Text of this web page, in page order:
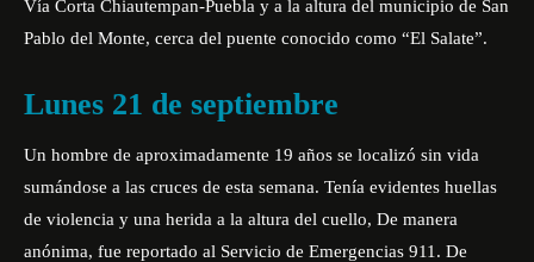
Vía Corta Chiautempan-Puebla y a la altura del municipio de San
Pablo del Monte, cerca del puente conocido como “El Salate”.
Lunes 21 de septiembre
Un hombre de aproximadamente 19 años se localizó sin vida
sumándose a las cruces de esta semana. Tenía evidentes huellas
de violencia y una herida a la altura del cuello, De manera
anónima, fue reportado al Servicio de Emergencias 911. De